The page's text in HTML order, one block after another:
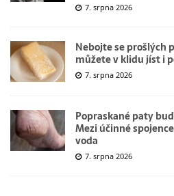
7. srpna 2026
Nebojte se prošlých
můžete v klidu jíst i
7. srpna 2026
Popraskané paty
Mezi účinné
voda
7. srpna 2026